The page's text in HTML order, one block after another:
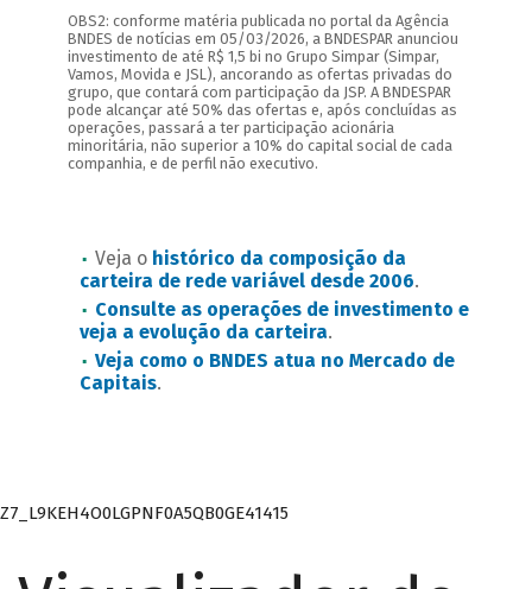
Veja o histórico da composição da
carteira de rede variável desde 2006.
Consulte as operações de investimento e
veja a evolução da carteira.
Veja como o BNDES atua no Mercado de
Capitais.
Z7_L9KEH4O0LGPNF0A5QB0GE41415